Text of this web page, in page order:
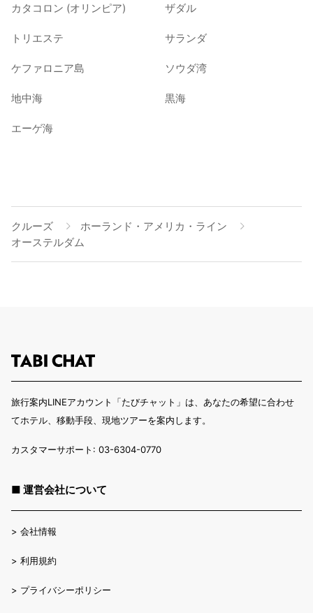
カタコロン (オリンピア) ザダル
トリエステ サランダ
ケファロニア島 ソウダ湾
地中海 黒海
エーゲ海
クルーズ
ホーランド・アメリカ・ライン
オーステルダム
旅行案内LINEアカウント「たびチャット」は、あなたの希望に合わせ
てホテル、移動手段、現地ツアーを案内します。
カスタマーサポート: 03-6304-0770
■ 運営会社について
> 会社情報
> 利用規約
> プライバシーポリシー